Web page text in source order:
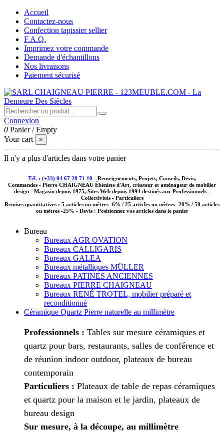
Accueil
Contactez-nous
Confection tapissier sellier
F.A.Q.
Imprimez votre commande
Demande d'échantillons
Nos livraisons
Paiement sécurisé
Connexion
0 Panier /Empty
Your cart
×
Il n'y a plus d'articles dans votre panier
Tél. : (+33) 04 67 28 71 10 - Renseignements, Projets, Conseils, Devis,
Commandes - Pierre CHAIGNEAU Ébéniste d'Art, créateur et aménageur de mobilier
design - Magasin depuis 1975, Sites Web depuis 1994 destinés aux Professionnels -
Collectivités - Particuliers
Remises quantitatives : 5 articles ou mètres -6% / 25 articles ou mètres -20% / 50 articles
ou mètres -25% - Devis : Positionnez vos articles dans le panier
Bureau
Bureaux AGR OVATION
Bureaux CALLIGARIS
Bureaux GALEA
Bureaux métalliques MÜLLER
Bureaux PATINES ANCIENNES
Bureaux PIERRE CHAIGNEAU
Bureaux RENÉ TROTEL, mobilier préparé et
reconditionné
Céramique Quartz Pierre naturelle au millimètre
Professionnels : Tables sur mesure céramiques et
quartz pour bars, restaurants, salles de conférence et
de réunion indoor outdoor, plateaux de bureau
contemporain
Particuliers : Plateaux de table de repas céramiques
et quartz pour la maison et le jardin, plateaux de
bureau design
Sur mesure, à la découpe, au millimètre